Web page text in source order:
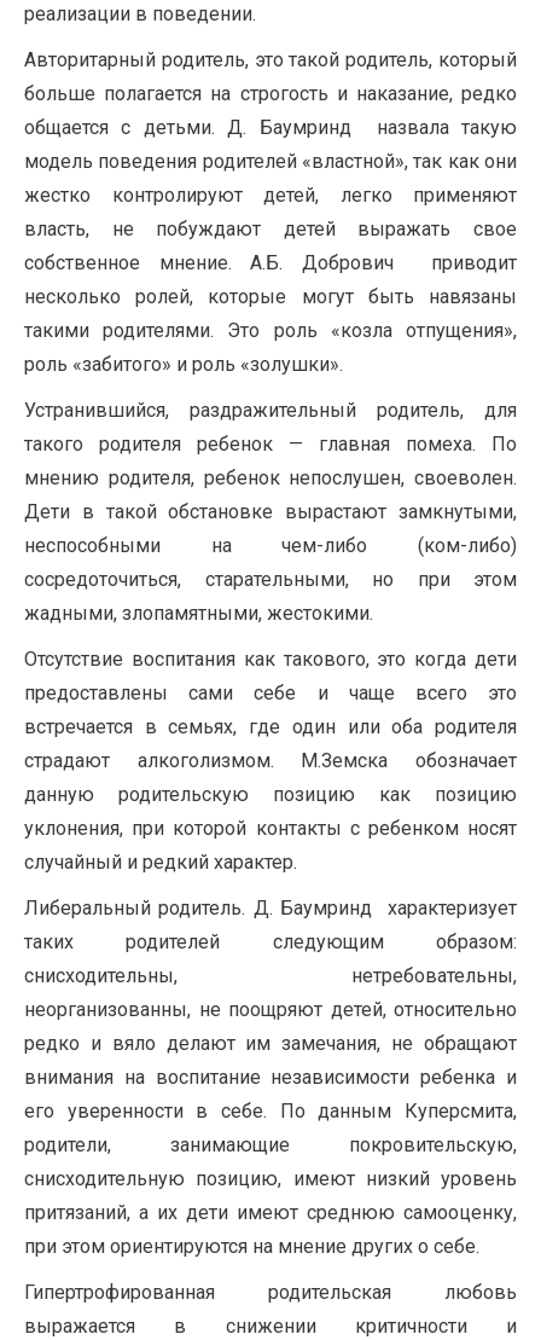
реализации в поведении.
Авторитарный родитель, это такой родитель, который
больше полагается на строгость и наказание, редко
общается с детьми. Д. Баумринд назвала такую
модель поведения родителей «властной», так как они
жестко контролируют детей, легко применяют
власть, не побуждают детей выражать свое
собственное мнение. А.Б. Добрович приводит
несколько ролей, которые могут быть навязаны
такими родителями. Это роль «козла отпущения»,
роль «забитого» и роль «золушки».
Устранившийся, раздражительный родитель, для
такого родителя ребенок — главная помеха. По
мнению родителя, ребенок непослушен, своеволен.
Дети в такой обстановке вырастают замкнутыми,
неспособными на чем-либо (ком-либо)
сосредоточиться, старательными, но при этом
жадными, злопамятными, жестокими.
Отсутствие воспитания как такового, это когда дети
предоставлены сами себе и чаще всего это
встречается в семьях, где один или оба родителя
страдают алкоголизмом. М.Земска обозначает
данную родительскую позицию как позицию
уклонения, при которой контакты с ребенком носят
случайный и редкий характер.
Либеральный родитель. Д. Баумринд характеризует
таких родителей следующим образом:
снисходительны, нетребовательны,
неорганизованны, не поощряют детей, относительно
редко и вяло делают им замечания, не обращают
внимания на воспитание независимости ребенка и
его уверенности в себе. По данным Куперсмита,
родители, занимающие покровительскую,
снисходительную позицию, имеют низкий уровень
притязаний, а их дети имеют среднюю самооценку,
при этом ориентируются на мнение других о себе.
Гипертрофированная родительская любовь
выражается в снижении критичности и